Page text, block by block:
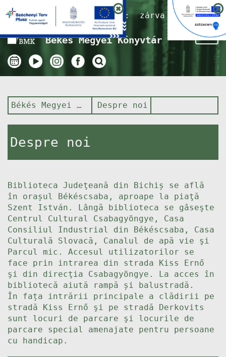
Nyitvatartás ma:zárva
Békés Megyei Könyvtár
Békés Megyei Könyvtár Despre noi
Despre noi
Biblioteca Judeţeană din Bichiș se află
în orașul Békéscsaba, aproape la piaţă
Szent István. Lângă biblioteca se gâseşte
Centrul Cultural Csabagyöngye, Casa
Consiliul Industrial din Békéscsaba, Casa
Culturală Slovacă, Canalul de apă vie şi
Parcul mic. Accesul utilizatorilor se
face prin intrarea din strada Kiss Ernő
şi din direcţia Csabagyöngye. La acces în
bibliotecă aiută rampă și balustradă.
În fața intrării principale a clădirii pe
stradă Kiss Ernő şi pe stradă Derkovits
sunt locuri de parcare şi locurile de
parcare special amenajate pentru persoane
cu handicap.